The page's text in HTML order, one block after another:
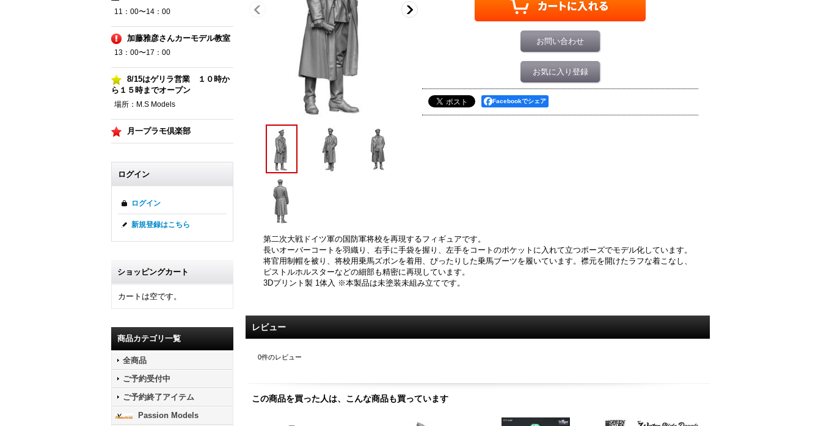
11：00〜14：00
加藤雅彦さんカーモデル教室
13：00〜17：00
8/15はゲリラ営業 １０時か
ら１５時までオープン
場所：M.S Models
月一プラモ倶楽部
ログイン
ログイン
新規登録はこちら
ショッピングカート
カートは空です。
商品カテゴリ一覧
全商品
ご予約受付中
ご予約終了アイテム
Passion Models
お問い合わせ
お気に入り登録
Facebookでシェア
第二次大戦ドイツ軍の国防軍将校を再現するフィギュアです。
長いオーバーコートを羽織り、右手に手袋を握り、左手をコートのポケットに入れて立つポーズでモデル化しています。
将官用制帽を被り、将校用乗馬ズボンを着用、ぴったりした乗馬ブーツを履いています。襟元を開けたラフな着こなし、
ピストルホルスターなどの細部も精密に再現しています。
3Dプリント製 1体入 ※本製品は未塗装未組み立てです。
レビュー
0件のレビュー
この商品を買った人は、こんな商品も買っています